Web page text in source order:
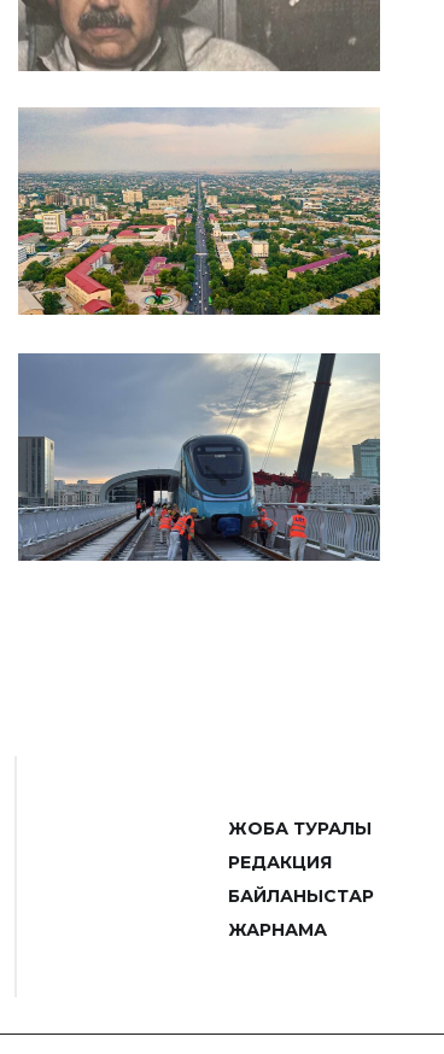
ЖОБА ТУРАЛЫ
РЕДАКЦИЯ
БАЙЛАНЫСТАР
ЖАРНАМА